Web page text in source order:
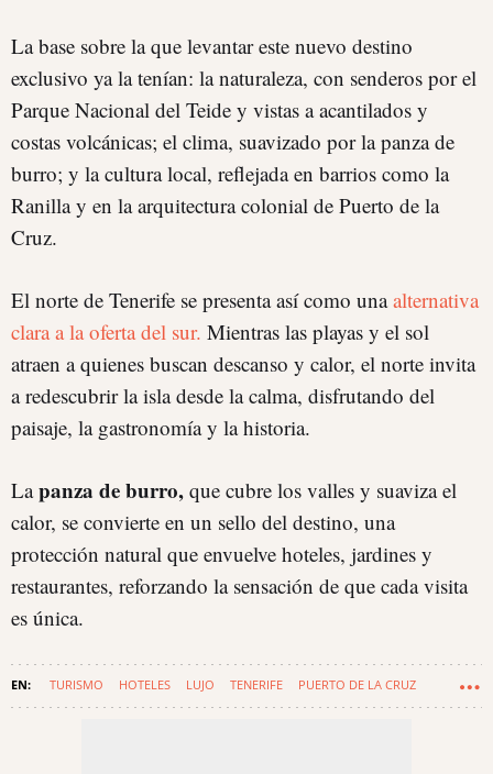
La base sobre la que levantar este nuevo destino
exclusivo ya la tenían: la naturaleza, con senderos por el
Parque Nacional del Teide y vistas a acantilados y
costas volcánicas; el clima, suavizado por la panza de
burro; y la cultura local, reflejada en barrios como la
Ranilla y en la arquitectura colonial de Puerto de la
Cruz.
El norte de Tenerife se presenta así como unaalternativa
clara a la oferta del sur. Mientras las playas y el sol
atraen a quienes buscan descanso y calor, el norte invita
a redescubrir la isla desde la calma, disfrutando del
paisaje, la gastronomía y la historia.
Lapanza de burro, que cubre los valles y suaviza el
calor, se convierte en un sello del destino, una
protección natural que envuelve hoteles, jardines y
restaurantes, reforzando la sensación de que cada visita
es única.
TURISMO HOTELES LUJO TENERIFE PUERTO DE LA CRUZ